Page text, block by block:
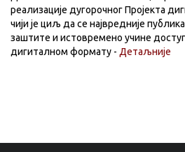
реализације дугорочног Пројекта
чији је циљ да се највредније
заштите и истовремено учине
дигиталном формату - Детаљније